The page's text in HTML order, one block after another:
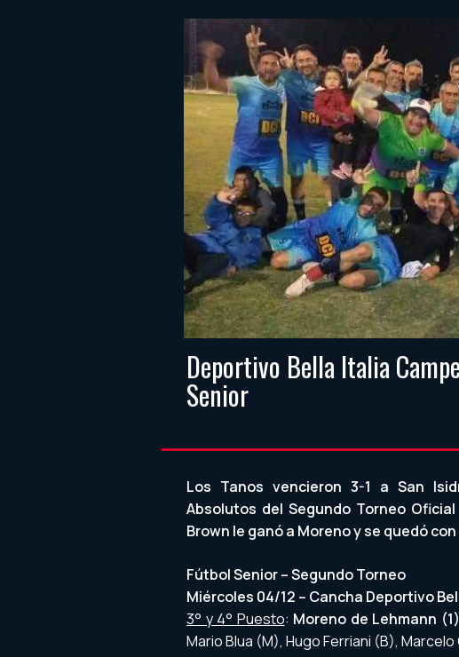
Deportivo Bella Italia
Senior
Los Tanos vencieron 3-1 a San
Absolutos del Segundo Torneo
Brown le ganó a Moreno y se quedó
Fútbol Senior – Segundo Torneo
Miércoles 04/12 – Cancha Deportivo
3° y 4° Puesto: Moreno de Lehmann
Mario Blua (M), Hugo Ferriani (B), Marcelo